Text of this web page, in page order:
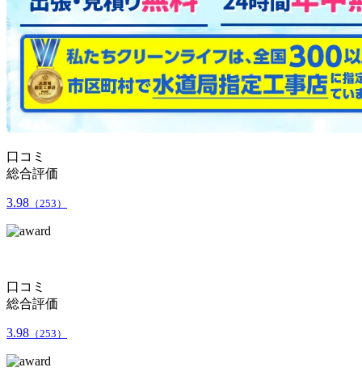
口コミ
総合評価
3.98 （253）
口コミ
総合評価
3.98 （253）